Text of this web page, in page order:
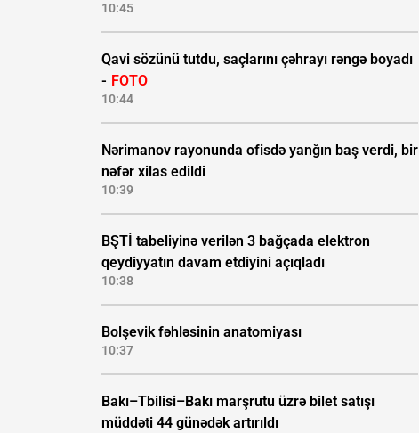
10:45
Qavi sözünü tutdu, saçlarını çəhrayı rəngə boyadı
- FOTO
10:44
Nərimanov rayonunda ofisdə yanğın baş verdi, bir
nəfər xilas edildi
10:39
BŞTİ tabeliyinə verilən 3 bağçada elektron
qeydiyyatın davam etdiyini açıqladı
10:38
Bolşevik fəhləsinin anatomiyası
10:37
Bakı–Tbilisi–Bakı marşrutu üzrə bilet satışı
müddəti 44 günədək artırıldı